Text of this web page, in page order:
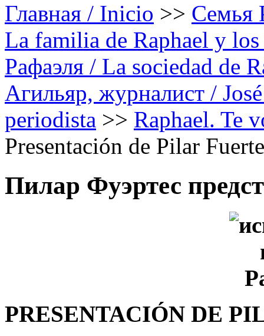
Главная / Inicio >> Семья
La familia de Raphael y los
Рафаэля / La sociedad de
Агильяр, журналист /
periodista >> Raphael. Te
Presentación de Pilar
Пилар Фуэртес
PRESENTACIÓN DE